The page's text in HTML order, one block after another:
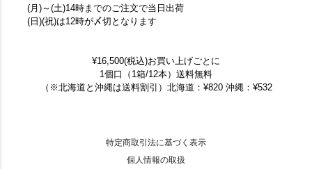
(月)～(土)14時までのご注文で当日出荷
(日)(祝)は12時が〆切となります
¥16,500(税込)お買い上げごとに
1個口（1箱/12本）送料無料
（※北海道と沖縄は送料割引）北海道：¥820 沖縄：¥532
特定商取引法に基づく表示
個人情報の取扱